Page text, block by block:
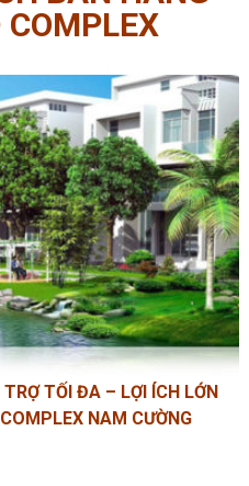
TỐI ĐA – LỢI ÍCH LỚN
NAM CƯỜNG